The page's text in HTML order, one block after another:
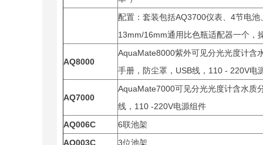
配置：套装包括AQ3700仪表、4节电
13mm/16mm通用比色瓶适配器一个，
AQ8000
AquaMate8000紫外可见分光光度计含
手册，防尘罩，USB线，110 - 220V电
AQ7000
AquaMate7000可见分光光度计含水质
线，110 -220V电源组件
AQ006C
6联池架
AQ003C
3位池架